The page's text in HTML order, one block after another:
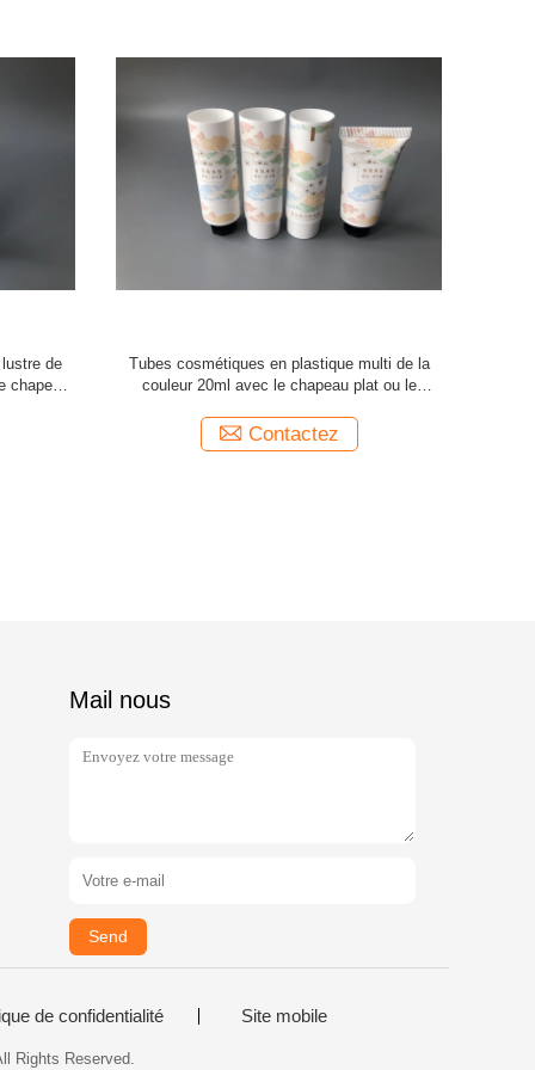
tube
de
Tubes cosmétiques en plastique de lotion vide
de corps imprimés avec le chameau 300ml de
Contactez
Mail nous
Send
de confidentialité Site mobile
Rights Reserved.